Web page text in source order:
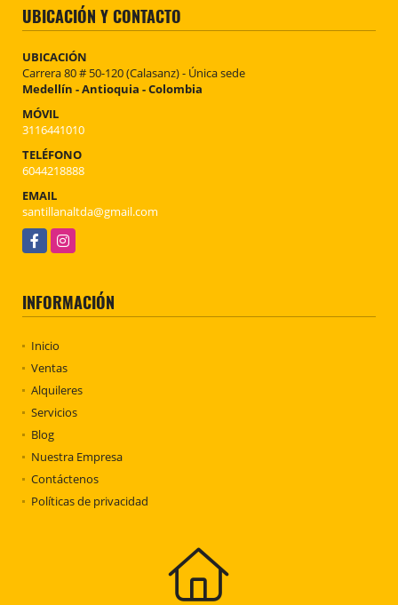
UBICACIÓN Y CONTACTO
UBICACIÓN
Carrera 80 # 50-120 (Calasanz) - Única sede
Medellín - Antioquia - Colombia
MÓVIL
3116441010
TELÉFONO
6044218888
EMAIL
santillanaltda@gmail.com
FacebookInstagram
INFORMACIÓN
Inicio
Ventas
Alquileres
Servicios
Blog
Nuestra Empresa
Contáctenos
Políticas de privacidad